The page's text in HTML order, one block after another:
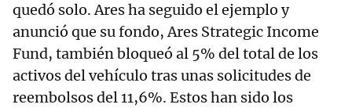
quedó solo. Ares ha seguido el ejemplo y
anunció que su fondo, Ares Strategic Income
Fund, también bloqueó al 5% del total de los
activos del vehículo tras unas solicitudes de
reembolsos del 11,6%. Estos han sido los